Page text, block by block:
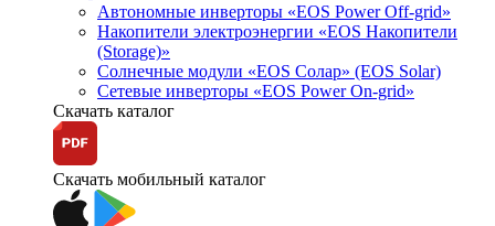
Автономные инверторы «EOS Power Off-grid»
Накопители электроэнергии «EOS Накопители
(Storage)»
Солнечные модули «EOS Солар» (EOS Solar)
Сетевые инверторы «EOS Power On-grid»
Скачать каталог
Скачать мобильный каталог